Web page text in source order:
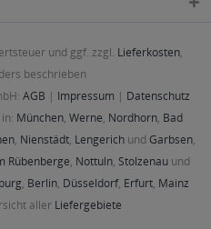
und ggf. zzgl. Lieferkosten,
beschrieben
AGB | Impressum | Datenschutz
München, Werne, Nordhorn, Bad
, Nienstädt, Lengerichund Garbsen,
Rübenberge, Nottuln, Stolzenau und
, Berlin, Düsseldorf, Erfurt, Mainz
aller Liefergebiete